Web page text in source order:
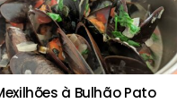
à Bulhão Pato